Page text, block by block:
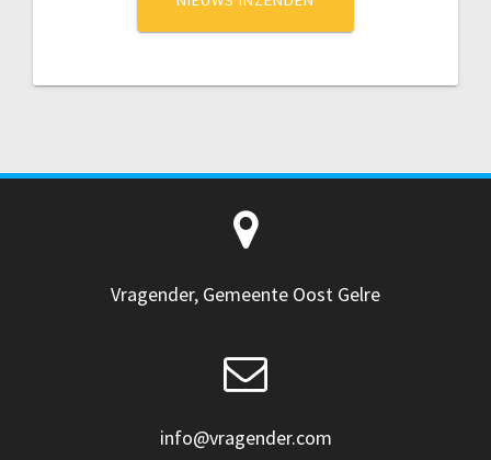
Vragender, Gemeente Oost Gelre
info@vragender.com